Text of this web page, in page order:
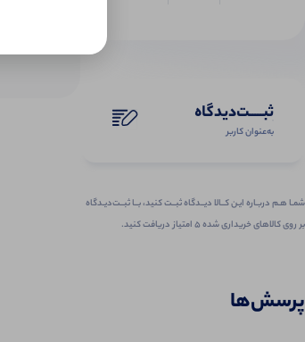
ثبـــــت‌دیدگاه
به‌عنوان کاربر
شمـا هـم دربـاره ایـن کــالا دیــدگاه ثبــت کنید، بــا ثبــت‌دیـدگاه
بر روی کالاهای خریداری شده ۵ امتیاز دریافت کنید.
پرسش‌ها